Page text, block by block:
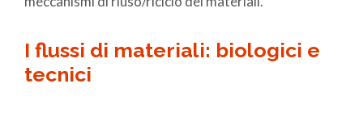
I flussi di materiali: biologici e
tecnici